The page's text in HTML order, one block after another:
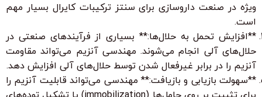
ویژه در صنعت داروسازی برای سنتز ترکیبات کایرال بسیار مهم
است.
**افزایش تحمل به حلال‌ها:** بسیاری از فرآیندهای صنعتی در
حلال‌های آلی انجام می‌شوند. مهندسی آنزیم می‌تواند مقاومت
آنزیم را در برابر غیرفعال شدن توسط حلال‌های آلی افزایش دهد.
**سهولت بازیابی و بازیافت:** مهندسی می‌تواند قابلیت آنزیم را